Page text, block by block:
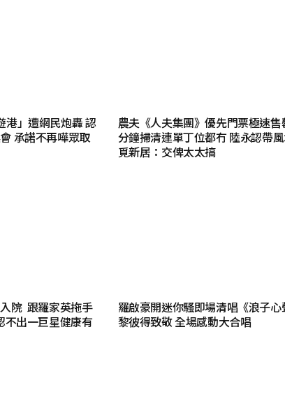
港」遭網民炮轟 認
承諾不再嘩眾取
農夫《人夫集團》優先門票極速售
分鐘掃清連單丁位都冇 陸永認帶
覓新居：交俾太太搞
院 跟羅家英拖手
出一巨星健康有
羅啟豪開迷你騷即場清唱《浪子心
黎彼得致敬 全場感動大合唱